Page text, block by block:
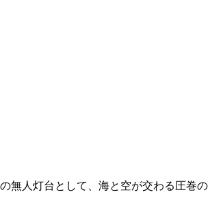
無人灯台として、海と空が交わる圧巻の